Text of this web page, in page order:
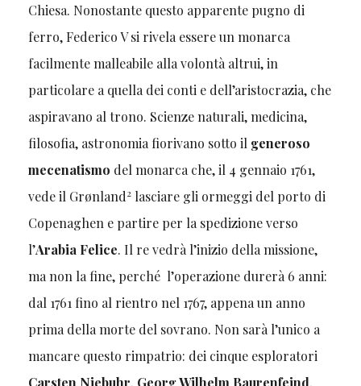
Chiesa. Nonostante questo apparente pugno di
ferro, Federico V si rivela essere un monarca
facilmente malleabile alla volontà altrui, in
particolare a quella dei conti e dell’aristocrazia, che
aspiravano al trono. Scienze naturali, medicina,
filosofia, astronomia fiorivano sotto il generoso
mecenatismo del monarca che, il 4 gennaio 1761,
vede il Grønland2lasciare gli ormeggi del porto di
Copenaghen e partire per la spedizione verso
l’Arabia Felice. Il re vedrà l’inizio della missione,
ma non la fine, perché l’operazione durerà 6 anni:
dal 1761 fino al rientro nel 1767, appena un anno
prima della morte del sovrano. Non sarà l’unico a
mancare questo rimpatrio: dei cinque esploratori
Carsten Niebuhr, Georg Wilhelm Baurenfeind,